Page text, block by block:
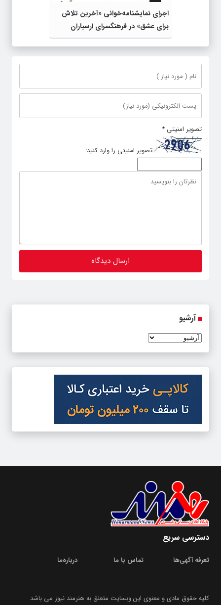
اجرای نمایشنامه‌خوانی «آخرین تلاش
برای عشق» در فرهنگسرای ارسباران
تصویر امنیتی *
تصویر امنیتی را وارد کنید:
آرشیو
دسترسی سریع
تعرفه آگهی‌ها تماس با ما درباره‌‌ما
کلیه حقوق مادی و معنوی این وبسایت متعلق به هنرمند نیوز می باشد